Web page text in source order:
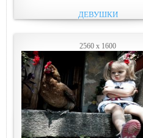
ДЕВУШКИ
2560 x 1600